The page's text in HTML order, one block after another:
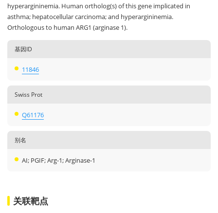
hyperargininemia. Human ortholog(s) of this gene implicated in
asthma; hepatocellular carcinoma; and hyperargininemia.
Orthologous to human ARG1 (arginase 1).
基因ID
11846
Swiss Prot
Q61176
别名
AI; PGIF; Arg-1; Arginase-1
关联靶点